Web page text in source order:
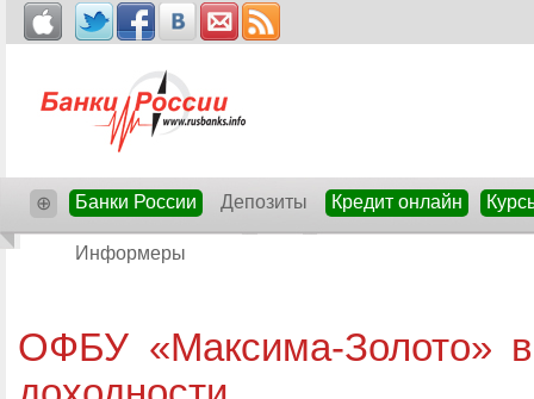
⊕ Банки России Депозиты Кредит онлайн
Информеры
ОФБУ «Максима-Золото»